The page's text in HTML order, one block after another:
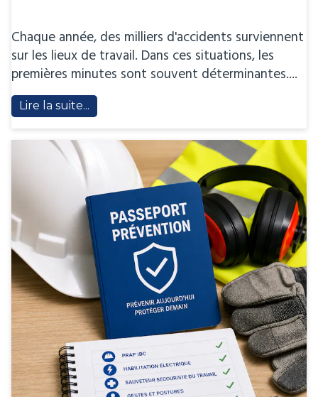
Chaque année, des milliers d'accidents surviennent
sur les lieux de travail. Dans ces situations, les
premières minutes sont souvent déterminantes....
Lire la suite...